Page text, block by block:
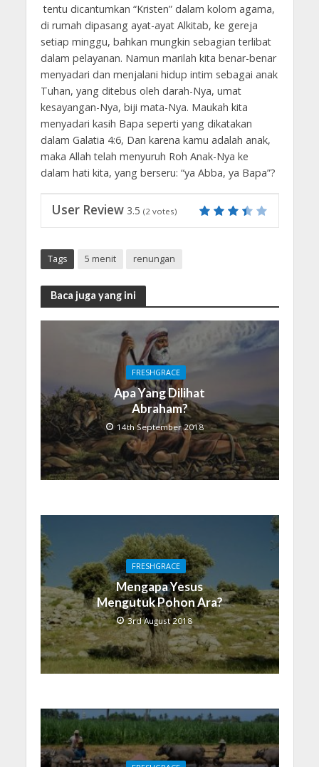
tentu dicantumkan “Kristen” dalam kolom agama,
di rumah dipasang ayat-ayat Alkitab, ke gereja
setiap minggu, bahkan mungkin sebagian terlibat
dalam pelayanan. Namun marilah kita benar-benar
menyadari dan menjalani hidup intim sebagai anak
Tuhan, yang ditebus oleh darah-Nya, umat
kesayangan-Nya, biji mata-Nya. Maukah kita
menyadari kasih Bapa seperti yang dikatakan
dalam Galatia 4:6, Dan karena kamu adalah anak,
maka Allah telah menyuruh Roh Anak-Nya ke
dalam hati kita, yang berseru: “ya Abba, ya Bapa”?
User Review 3.5 (2votes)
Tags 5 menit renungan
Baca juga yang ini
FRESHGRACE
Apa Yang Dilihat
Abraham?
14th September 2018
FRESHGRACE
Mengapa Yesus
Mengutuk Pohon Ara?
3rd August 2018